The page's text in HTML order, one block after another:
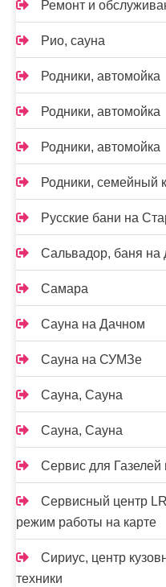
Ремонт и
Рио, сауна
Родники, автомойка
Родники, автомойка
Родники, автомойка
Родники, семейный
Русские бани на
Сальвадор, баня на
Самара
Сауна на Дачном
Сауна на СУМЗе
Сауна, Сауна
Сауна, Сауна
Сервис для Газелей
Сервисный центр
режим работы на карте
Сириус, центр
техники